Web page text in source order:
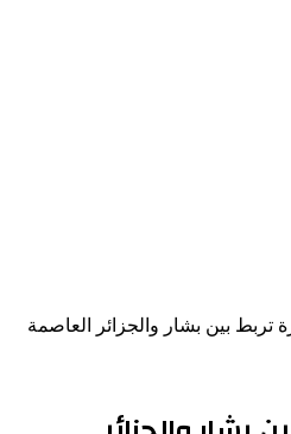
تربط بين بشار والجزائر العاصمة